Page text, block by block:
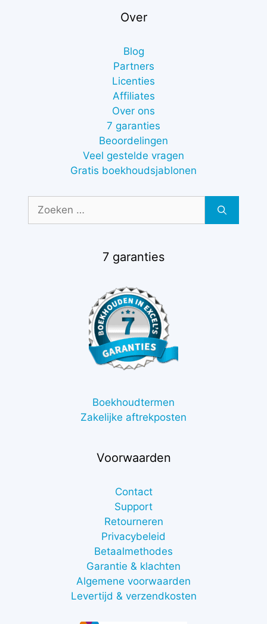
Over
Blog
Partners
Licenties
Affiliates
Over ons
7 garanties
Beoordelingen
Veel gestelde vragen
Gratis boekhoudsjablonen
Zoek
7 garanties
Boekhoudtermen
Zakelijke aftrekposten
Voorwaarden
Contact
Support
Retourneren
Privacybeleid
Betaalmethodes
Garantie & klachten
Algemene voorwaarden
Levertijd & verzendkosten